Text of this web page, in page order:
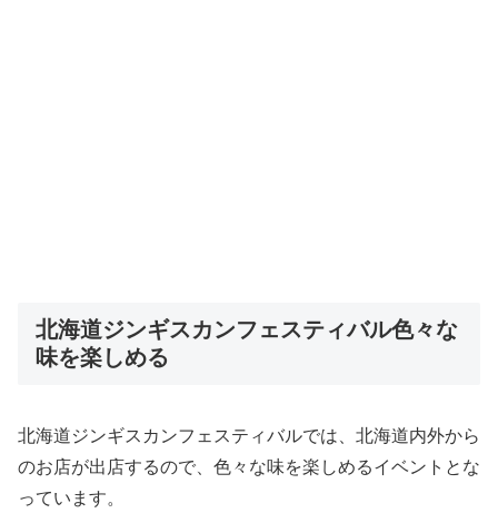
北海道ジンギスカンフェスティバル色々な
味を楽しめる
北海道ジンギスカンフェスティバルでは、北海道内外から
のお店が出店するので、色々な味を楽しめるイベントとな
っています。